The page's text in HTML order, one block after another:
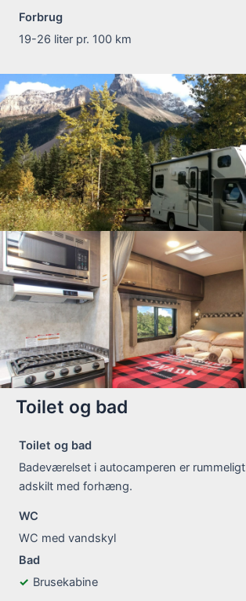
Forbrug
19-26 liter pr. 100 km
Toilet og bad
Toilet og bad
Badeværelset i autocamperen er
adskilt med forhæng.
WC
WC med vandskyl
Bad
Brusekabine